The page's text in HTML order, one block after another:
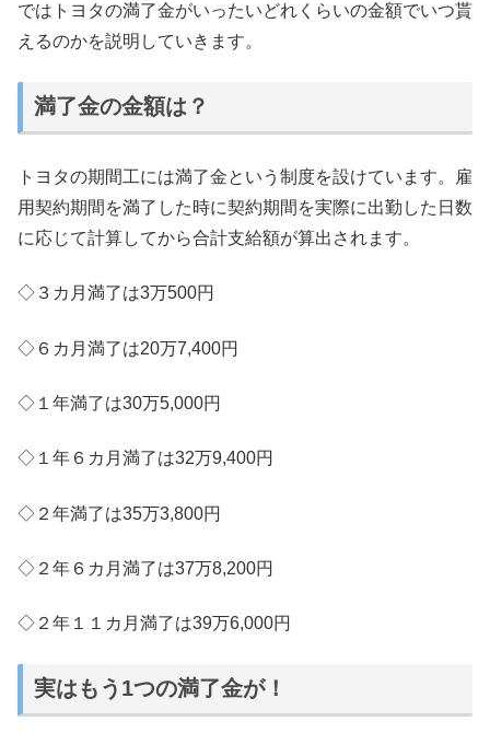
ではトヨタの満了金がいったいどれくらいの金額でいつ貰
えるのかを説明していきます。
満了金の金額は？
トヨタの期間工には満了金という制度を設けています。雇
用契約期間を満了した時に契約期間を実際に出勤した日数
に応じて計算してから合計支給額が算出されます。
◇３カ月満了は3万500円
◇６カ月満了は20万7,400円
◇１年満了は30万5,000円
◇１年６カ月満了は32万9,400円
◇２年満了は35万3,800円
◇２年６カ月満了は37万8,200円
◇２年１１カ月満了は39万6,000円
実はもう1つの満了金が！